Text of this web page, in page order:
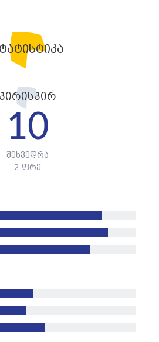
პირისპირ
10
შეხვედრა
2 ფრე